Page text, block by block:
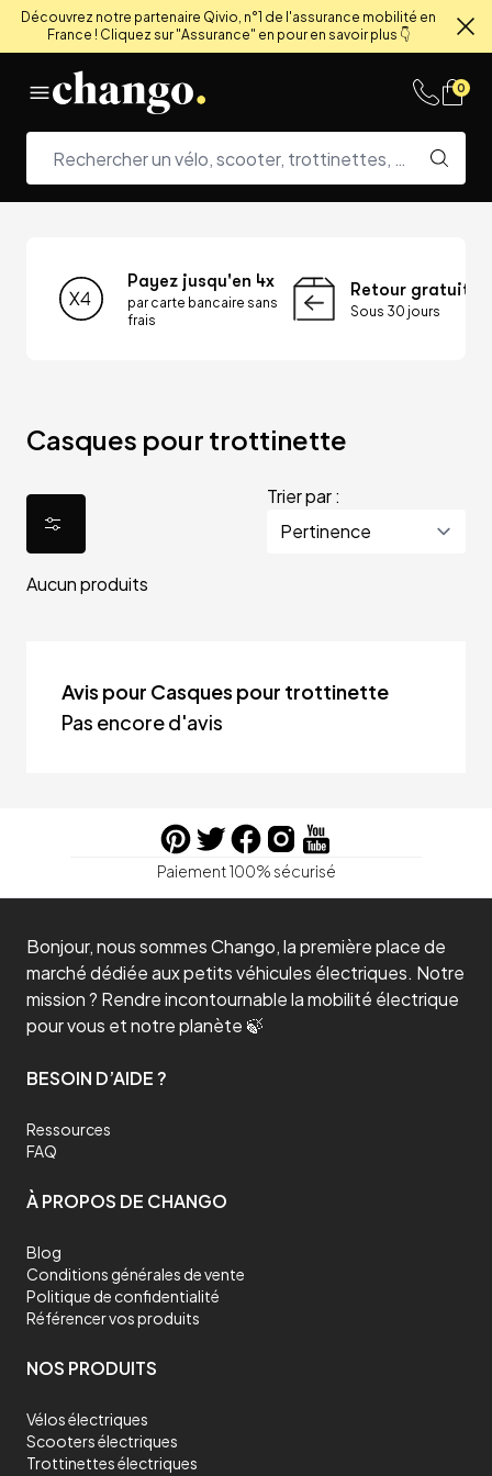
Découvrez notre partenaire Qivio, n°1 de l'assurance mobilité en
France ! Cliquez sur "Assurance" en pour en savoir plus 👇
0
Payez jusqu'en 4x
par carte bancaire sans
frais
Retour gratuit
Sous 30 jours
Casques pour trottinette
Trier par :
Aucun produits
Avis pour Casques pour trottinette
Pas encore d'avis
Paiement 100% sécurisé
Bonjour, nous sommes Chango, la première place de
marché dédiée aux petits véhicules électriques. Notre
mission ? Rendre incontournable la mobilité électrique
pour vous et notre planète 🍃
BESOIN D’AIDE ?
Ressources
FAQ
À PROPOS DE CHANGO
Blog
Conditions générales de vente
Politique de confidentialité
Référencer vos produits
NOS PRODUITS
Vélos électriques
Scooters électriques
Trottinettes électriques